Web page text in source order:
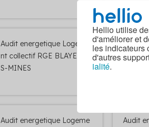
Hellio utilise
d'améliorer et
les indicateurs
d'autres
ialité.
Audit energetique Logeme
nt collectif RGE BLAYE-LE
S-MINES
Audit
nt
Audit energetique Logeme
Audit